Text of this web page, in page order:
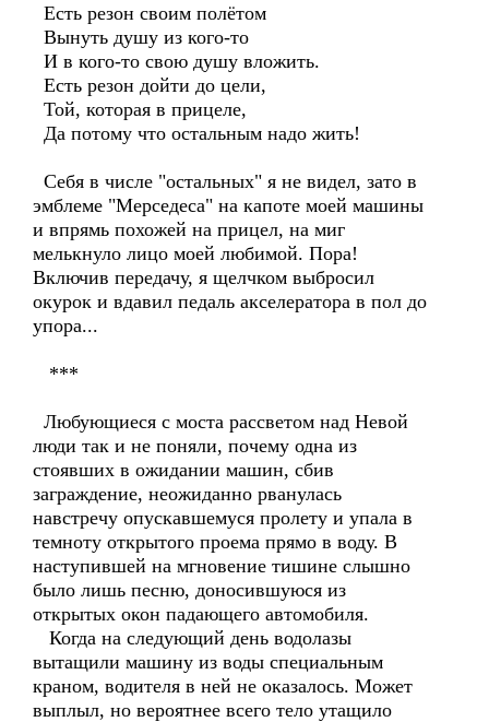
Есть резон своим полётом
Вынуть душу из кого-то
И в кого-то свою душу вложить.
Есть резон дойти до цели,
Той, которая в прицеле,
Да потому что остальным надо жить!
Себя в числе "остальных" я не видел, зато в
эмблеме "Мерседеса" на капоте моей машины
и впрямь похожей на прицел, на миг
мелькнуло лицо моей любимой. Пора!
Включив передачу, я щелчком выбросил
окурок и вдавил педаль акселератора в пол до
упора...
***
Любующиеся с моста рассветом над Невой
люди так и не поняли, почему одна из
стоявших в ожидании машин, сбив
заграждение, неожиданно рванулась
навстречу опускавшемуся пролету и упала в
темноту открытого проема прямо в воду. В
наступившей на мгновение тишине слышно
было лишь песню, доносившуюся из
открытых окон падающего автомобиля.
Когда на следующий день водолазы
вытащили машину из воды специальным
краном, водителя в ней не оказалось. Может
выплыл, но вероятнее всего тело утащило